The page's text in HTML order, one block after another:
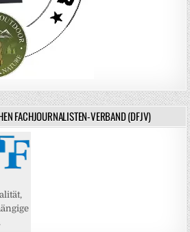
FACHJOURNALISTEN-VERBAND (DFJV)